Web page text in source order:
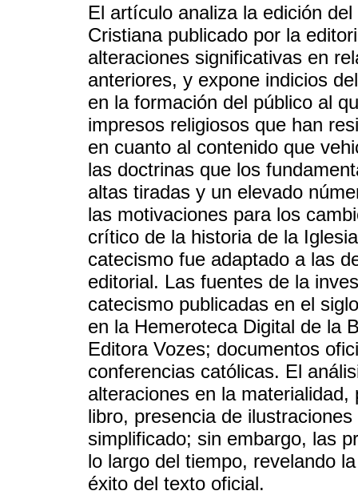
El artículo analiza la edición
Cristiana publicado por la
alteraciones significativas en
anteriores, y expone indicios
en la formación del público al
impresos religiosos que han
en cuanto al contenido que
las doctrinas que los
altas tiradas y un elevado
las motivaciones para los
crítico de la historia de la
catecismo fue adaptado a las
editorial. Las fuentes de la
catecismo publicadas en el
en la Hemeroteca Digital de la
Editora Vozes; documentos
conferencias católicas. El
alteraciones en la
libro, presencia de
simplificado; sin embargo, las
lo largo del tiempo, revelando
éxito del texto oficial.